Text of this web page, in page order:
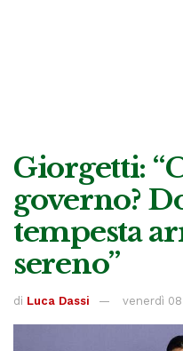
Giorgetti:
governo?
tempesta
sereno”
di Luca Dassi venerdì